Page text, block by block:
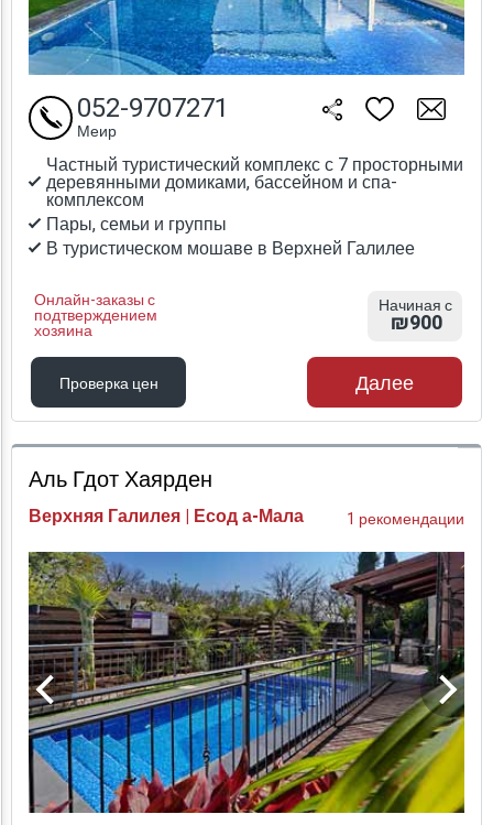
Частный туристический комплекс с 7 просторными
деревянными домиками, бассейном и спа-
комплексом
Пары, семьи и группы
В туристическом мошаве в Верхней Галилее
Онлайн-заказы с
подтверждением
хозяина
052-9707271
Меир
Начиная с
₪900
Проверка цен
Проверка цен
Далее
Аль Гдот Хаярден
Верхняя Галилея | Есод а-Мала 1 рекомендации